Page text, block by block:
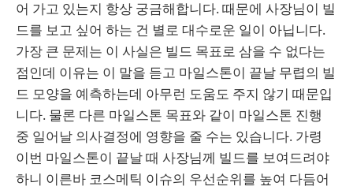
어 가고 있는지 항상 궁금해합니다. 때문에 사장님이 빌
드를 보고 싶어 하는 건 별로 대수로운 일이 아닙니다.
가장 큰 문제는 이 사실은 빌드 목표로 삼을 수 없다는
점인데 이유는 이 말을 듣고 마일스톤이 끝날 무렵의 빌
드 모양을 예측하는데 아무런 도움도 주지 않기 때문입
니다. 물론 다른 마일스톤 목표와 같이 마일스톤 진행
중 일어날 의사결정에 영향을 줄 수는 있습니다. 가령
이번 마일스톤이 끝날 때 사장님께 빌드를 보여드려야
하니 이른바 코스메틱 이슈의 우선순위를 높여 다듬어